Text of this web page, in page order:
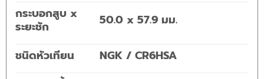
กระบอกสูบ x
ระยะชัก
50.0 x 57.9 มม.
ชนิดหัวเทียน
NGK / CR6HSA